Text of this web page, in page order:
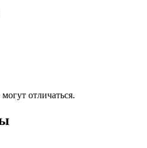
отличаться.